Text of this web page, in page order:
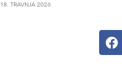
18. TRAVNJA 2026.